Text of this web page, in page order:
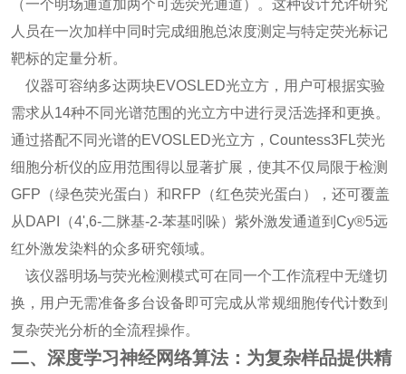
（一个明场通道加两个可选荧光通道）。这种设计允许研究
人员在一次加样中同时完成细胞总浓度测定与特定荧光标记
靶标的定量分析。
仪器可容纳多达两块EVOSLED光立方，用户可根据实验
需求从14种不同光谱范围的光立方中进行灵活选择和更换。
通过搭配不同光谱的EVOSLED光立方，Countess3FL荧光
细胞分析仪的应用范围得以显著扩展，使其不仅局限于检测
GFP（绿色荧光蛋白）和RFP（红色荧光蛋白），还可覆盖
从DAPI（4',6-二脒基-2-苯基吲哚）紫外激发通道到Cy®5远
红外激发染料的众多研究领域。
该仪器明场与荧光检测模式可在同一个工作流程中无缝切
换，用户无需准备多台设备即可完成从常规细胞传代计数到
复杂荧光分析的全流程操作。
二、深度学习神经网络算法：为复杂样品提供精